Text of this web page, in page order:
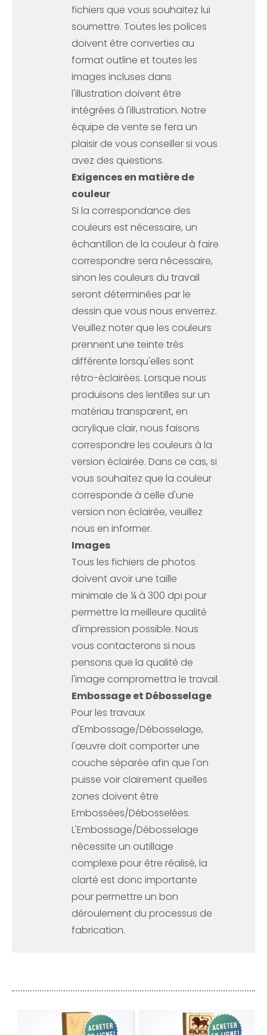
fichiers que vous souhaitez lui
soumettre. Toutes les polices
doivent être converties au
format outline et toutes les
images incluses dans
l'illustration doivent être
intégrées à l'illustration. Notre
équipe de vente se fera un
plaisir de vous conseiller si vous
avez des questions.
Exigences en matière de
couleur
Si la correspondance des
couleurs est nécessaire, un
échantillon de la couleur à faire
correspondre sera nécessaire,
sinon les couleurs du travail
seront déterminées par le
dessin que vous nous enverrez.
Veuillez noter que les couleurs
prennent une teinte très
différente lorsqu'elles sont
rétro-éclairées. Lorsque nous
produisons des lentilles sur un
matériau transparent, en
acrylique clair, nous faisons
correspondre les couleurs à la
version éclairée. Dans ce cas, si
vous souhaitez que la couleur
corresponde à celle d'une
version non éclairée, veuillez
nous en informer.
Images
Tous les fichiers de photos
doivent avoir une taille
minimale de ¼ à 300 dpi pour
permettre la meilleure qualité
d'impression possible. Nous
vous contacterons si nous
pensons que la qualité de
l'image compromettra le travail.
Embossage et Débosselage
Pour les travaux
d'Embossage/Débosselage,
l'œuvre doit comporter une
couche séparée afin que l'on
puisse voir clairement quelles
zones doivent être
Embossées/Débosselées.
L'Embossage/Débosselage
nécessite un outillage
complexe pour être réalisé, la
clarté est donc importante
pour permettre un bon
déroulement du processus de
fabrication.